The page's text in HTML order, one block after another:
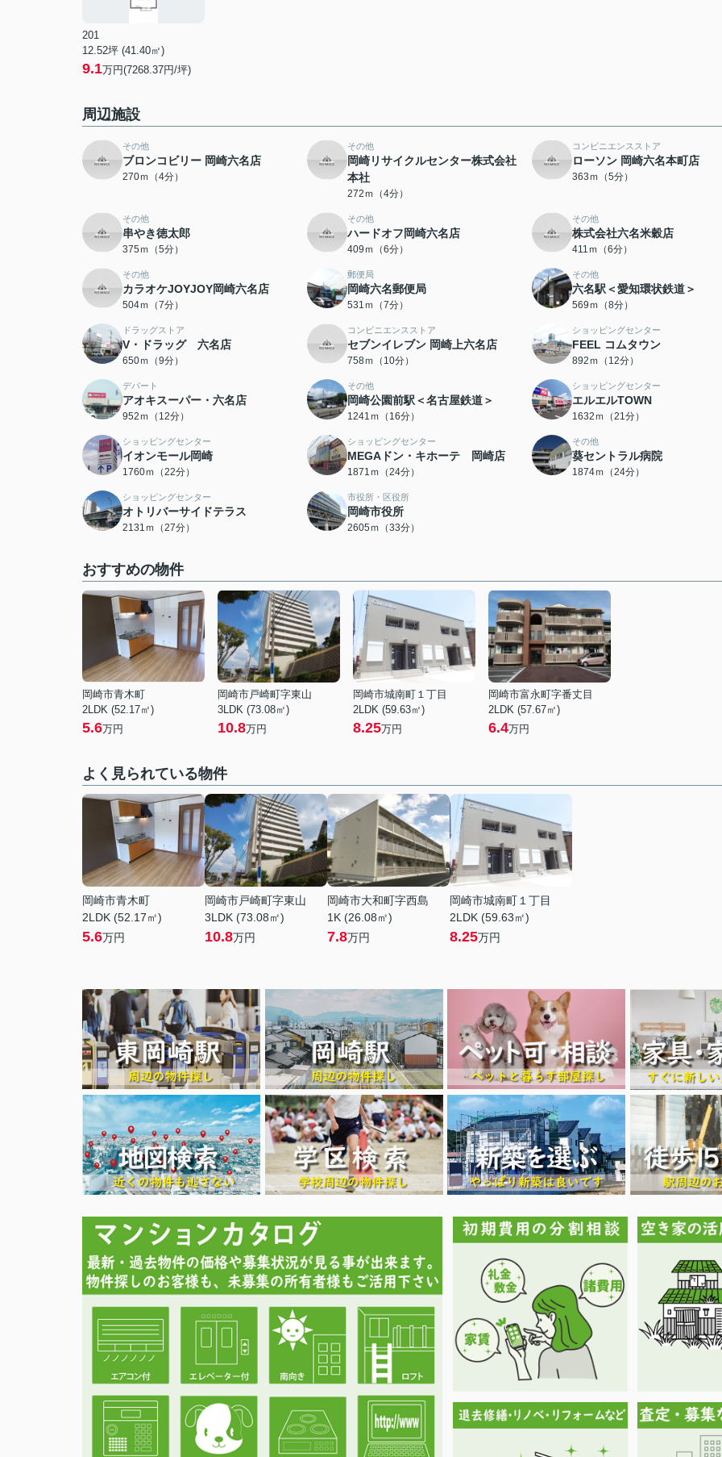
201
12.52坪 (41.40㎡)
9.1万円(7268.37円/坪)
周辺施設
その他
ブロンコビリー 岡崎六名店
270ｍ（4分）
その他
岡崎リサイクルセンター株式会社
本社
272ｍ（4分）
コンビニエンスストア
ローソン 岡崎六名本町店
363ｍ（5分）
その他
串やき徳太郎
375ｍ（5分）
その他
ハードオフ岡崎六名店
409ｍ（6分）
その他
株式会社六名米穀店
411ｍ（6分）
その他
カラオケJOYJOY岡崎六名店
504ｍ（7分）
郵便局
岡崎六名郵便局
531ｍ（7分）
その他
六名駅＜愛知環状鉄道＞
569ｍ（8分）
ドラッグストア
V・ドラッグ 六名店
650ｍ（9分）
コンビニエンスストア
セブンイレブン 岡崎上六名店
758ｍ（10分）
ショッピングセンター
FEEL コムタウン
892ｍ（12分）
デパート
アオキスーパー・六名店
952ｍ（12分）
その他
岡崎公園前駅＜名古屋鉄道＞
1241ｍ（16分）
ショッピングセンター
エルエルTOWN
1632ｍ（21分）
ショッピングセンター
イオンモール岡崎
1760ｍ（22分）
ショッピングセンター
MEGAドン・キホーテ 岡崎店
1871ｍ（24分）
その他
葵セントラル病院
1874ｍ（24分）
ショッピングセンター
オトリバーサイドテラス
2131ｍ（27分）
市役所・区役所
岡崎市役所
2605ｍ（33分）
おすすめの物件
岡崎市青木町
2LDK (52.17㎡)
5.6万円
岡崎市戸崎町字東山
3LDK (73.08㎡)
10.8万円
岡崎市城南町１丁目
2LDK (59.63㎡)
8.25万円
岡崎市富永町字番丈目
2LDK (57.67㎡)
6.4万円
よく見られている物件
岡崎市青木町
2LDK (52.17㎡)
5.6万円
岡崎市戸崎町字東山
3LDK (73.08㎡)
10.8万円
岡崎市大和町字西島
1K (26.08㎡)
7.8万円
岡崎市城南町１丁目
2LDK (59.63㎡)
8.25万円